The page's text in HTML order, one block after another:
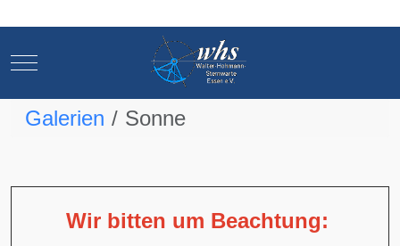
Mobile Menu Toggle
Galerien Sonne
Wir bitten um Beachtung: